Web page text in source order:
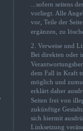
...sofern seitens
vorliegt. Alle
vor, Teile der
ergänzen, zu
2. Verweise und
Bei direkten oder
dem Fall in Kraft
möglich und
erklärt daher
Seiten frei von
zukünftige
sich hiermit
Linksetzung